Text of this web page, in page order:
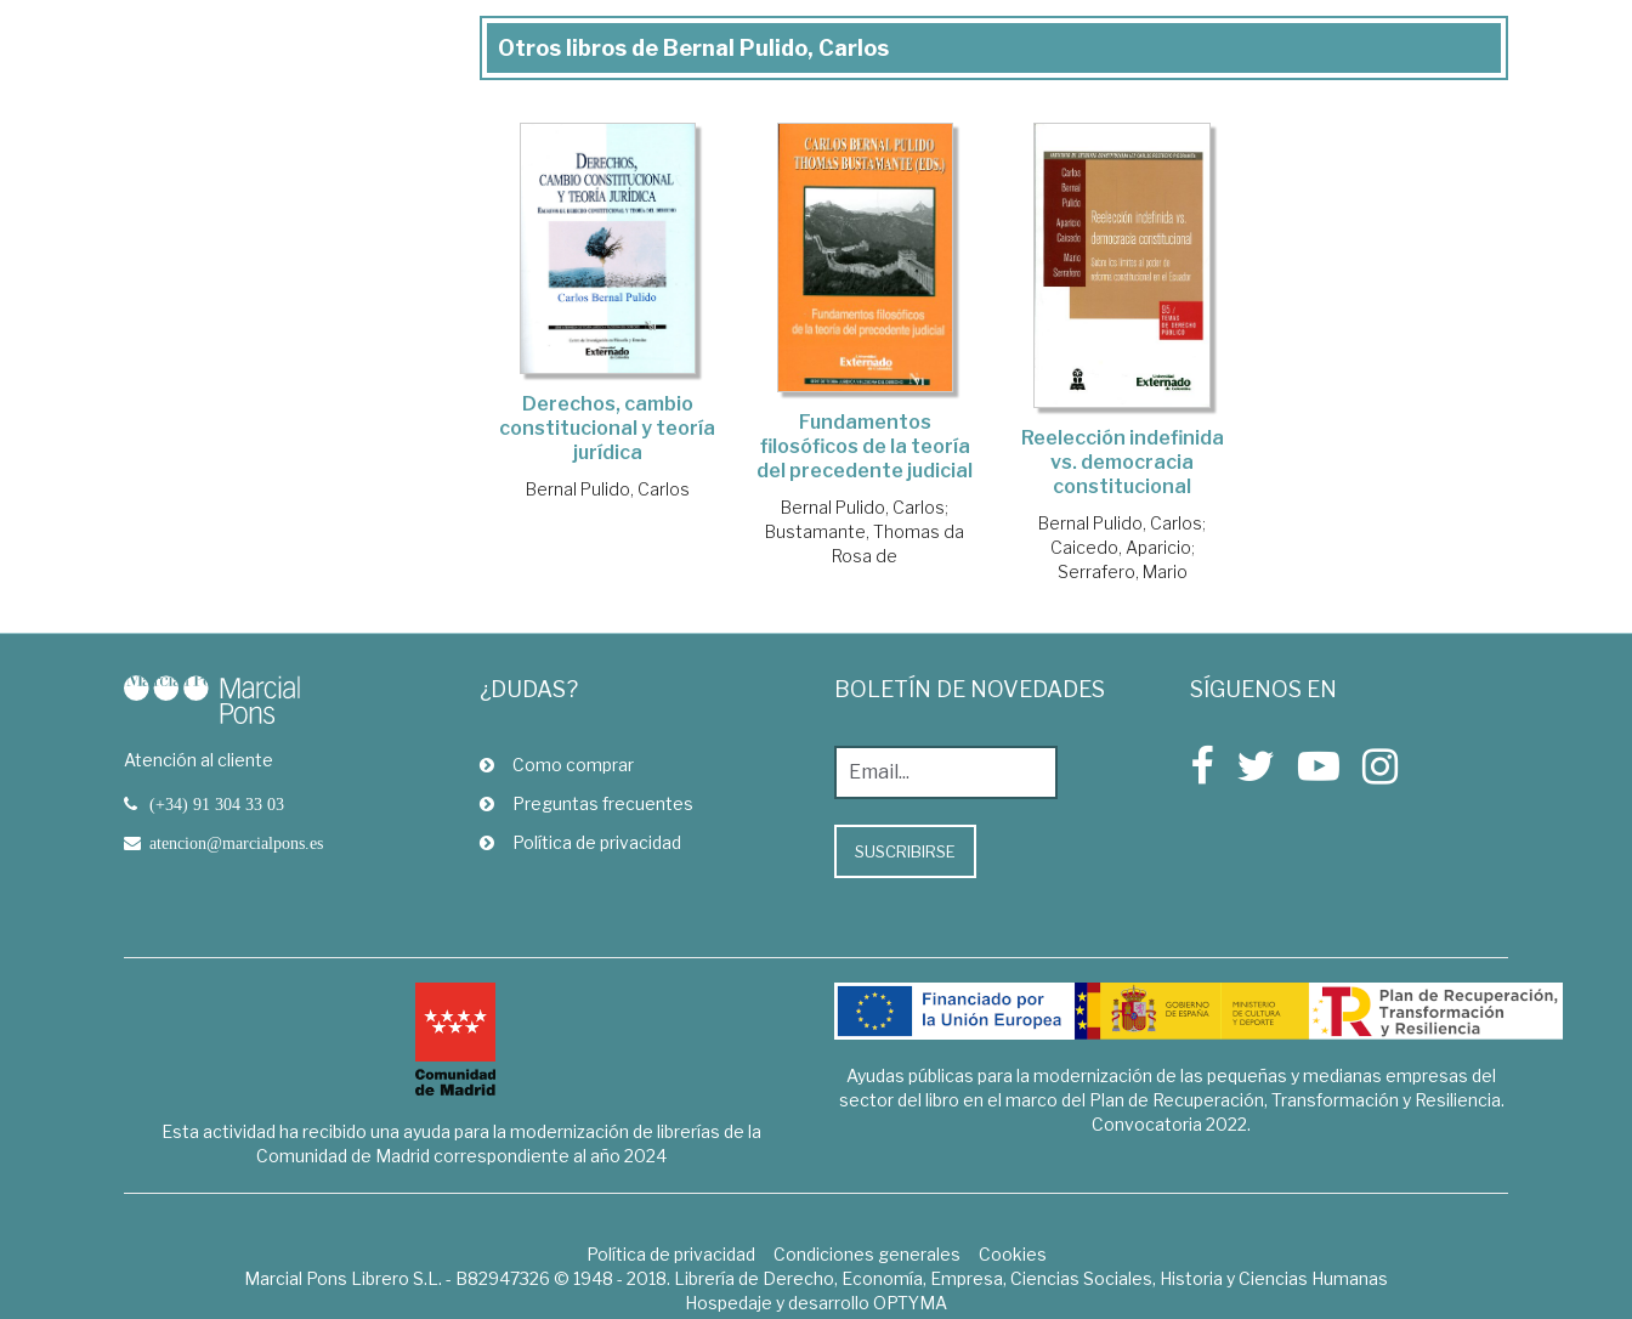
Otros libros de Bernal Pulido, Carlos
Derechos, cambio
constitucional y teoría
jurídica
Bernal Pulido, Carlos
Fundamentos
filosóficos de la teoría
del precedente judicial
Bernal Pulido, Carlos;
Bustamante, Thomas da
Rosa de
Reelección indefinida
vs. democracia
constitucional
Bernal Pulido, Carlos;
Caicedo, Aparicio;
Serrafero, Mario
Atención al cliente
(+34) 91 304 33 03
atencion@marcialpons.es
¿DUDAS?
Como comprar
Preguntas frecuentes
Política de privacidad
BOLETÍN DE NOVEDADES
SUSCRIBIRSE
SÍGUENOS EN
Esta actividad ha recibido una ayuda para la modernización de librerías de la
Comunidad de Madrid correspondiente al año 2024
Ayudas públicas para la modernización de las pequeñas y medianas empresas del
sector del libro en el marco del Plan de Recuperación, Transformación y Resiliencia.
Convocatoria 2022.
Política de privacidad Condiciones generales
Cookies
Marcial Pons Librero S.L. - B82947326 © 1948 - 2018. Librería de Derecho, Economía, Empresa, Ciencias Sociales, Historia y Ciencias Humanas
Hospedaje y desarrollo OPTYMA